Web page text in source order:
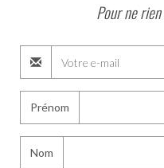
Pour ne
Prénom
Nom